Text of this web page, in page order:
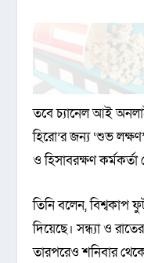
তবে চ্যানেল আই
হিরো’র জন্য ‘শুভ
ও হিসাবরক্ষণ
তিনি বলেন, বিশ্বকাপ
দিয়েছে। সন্ধ্যা ও
তারপরেও শনিবার